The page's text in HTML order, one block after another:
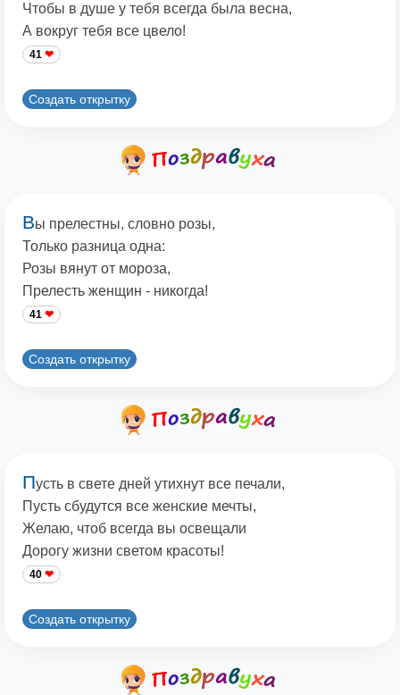
Чтобы в душе у тебя всегда была весна,
А вокруг тебя все цвело!
41
Создать открытку
Вы прелестны, словно розы,
Только разница одна:
Розы вянут от мороза,
Прелесть женщин - никогда!
41
Создать открытку
Пусть в свете дней утихнут все печали,
Пусть сбудутся все женские мечты,
Желаю, чтоб всегда вы освещали
Дорогу жизни светом красоты!
40
Создать открытку